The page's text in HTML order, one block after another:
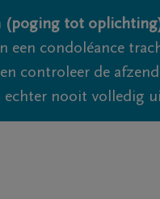
(poging tot
een condoléance
controleer de
nooit volledig